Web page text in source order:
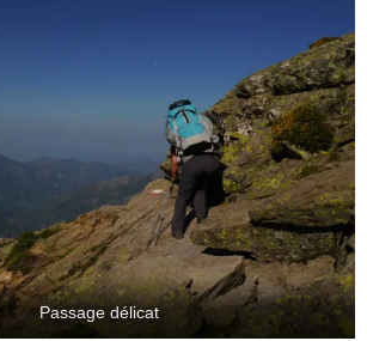
Passage délicat